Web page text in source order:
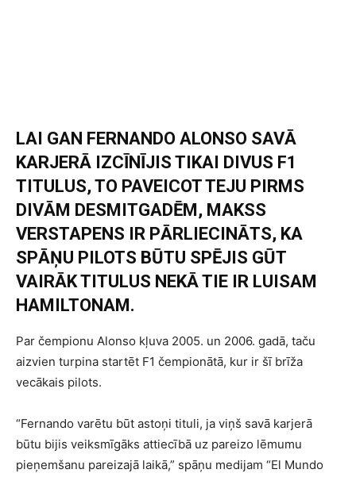
LAI GAN FERNANDO ALONSO SAVĀ
KARJERĀ IZCĪNĪJIS TIKAI DIVUS F1
TITULUS, TO PAVEICOT TEJU PIRMS
DIVĀM DESMITGADĒM, MAKSS
VERSTAPENS IR PĀRLIECINĀTS, KA
SPĀŅU PILOTS BŪTU SPĒJIS GŪT
VAIRĀK TITULUS NEKĀ TIE IR LUISAM
HAMILTONAM.
Par čempionu Alonso kļuva 2005. un 2006. gadā, taču
aizvien turpina startēt F1 čempionātā, kur ir šī brīža
vecākais pilots.
“Fernando varētu būt astoņi tituli, ja viņš savā karjerā
būtu bijis veiksmīgāks attiecībā uz pareizo lēmumu
pieņemšanu pareizajā laikā,” spāņu medijam “El Mundo